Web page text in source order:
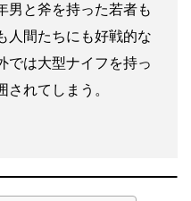
と斧を持った若者も
人間たちにも好戦的な
では大型ナイフを持っ
れてしまう。